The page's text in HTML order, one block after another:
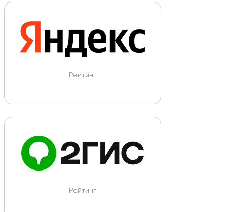
Рейтинг
Рейтинг